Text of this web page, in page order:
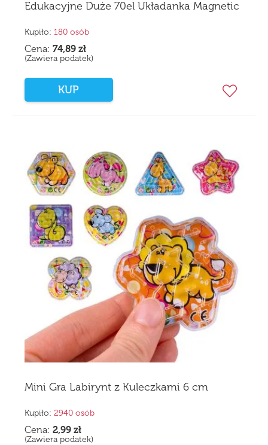
Edukacyjne Duże 70el Układanka Magnetic
Kupiło: 180 osób
Cena: 74,89 zł
(Zawiera podatek)
KUP
Mini Gra Labirynt z Kuleczkami 6 cm
Kupiło: 2940 osób
Cena: 2,99 zł
(Zawiera podatek)